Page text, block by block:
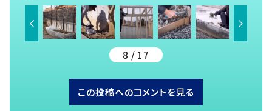
8 / 17
この投稿へのコメントを見る